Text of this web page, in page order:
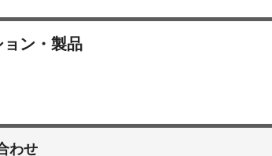
ョン・製品
わせ